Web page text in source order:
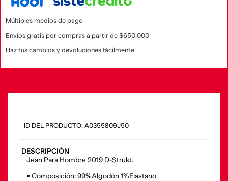
Múltiples medios de pago
Envíos gratis por compras a partir de $650.000
Haz tus cambios y devoluciones fácilmente
: A0355809J50
DESCRIPCIÓN
Jean Para Hombre 2019 D-Strukt.
• Composición: 99%Algodón 1%Elastano